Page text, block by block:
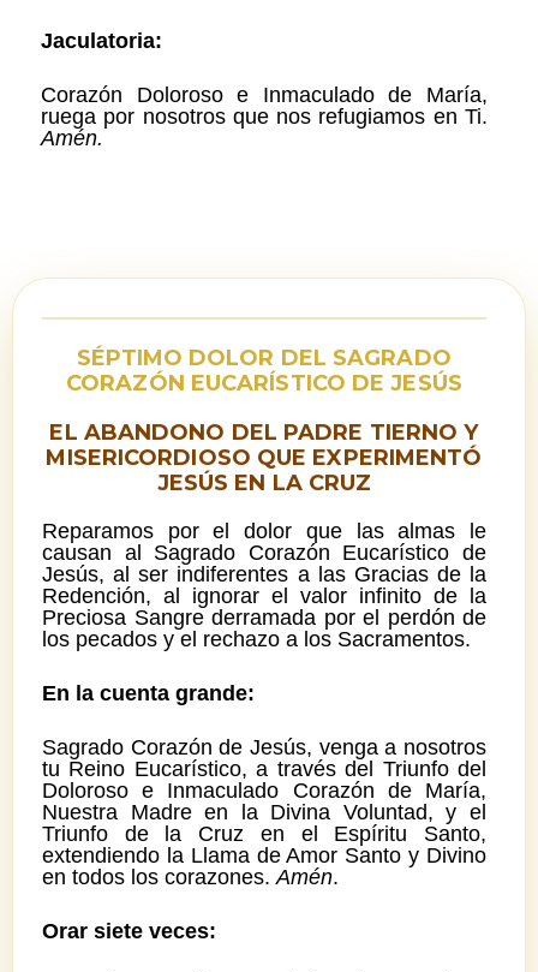
Jaculatoria:
Corazón Doloroso e Inmaculado de María,
ruega por nosotros que nos refugiamos en Ti.
Amén.
SÉPTIMO DOLOR DEL SAGRADO
CORAZÓN EUCARÍSTICO DE JESÚS
EL ABANDONO DEL PADRE TIERNO Y
MISERICORDIOSO QUE EXPERIMENTÓ
JESÚS EN LA CRUZ
Reparamos por el dolor que las almas le
causan al Sagrado Corazón Eucarístico de
Jesús, al ser indiferentes a las Gracias de la
Redención, al ignorar el valor infinito de la
Preciosa Sangre derramada por el perdón de
los pecados y el rechazo a los Sacramentos.
En la cuenta grande:
Sagrado Corazón de Jesús, venga a nosotros
tu Reino Eucarístico, a través del Triunfo del
Doloroso e Inmaculado Corazón de María,
Nuestra Madre en la Divina Voluntad, y el
Triunfo de la Cruz en el Espíritu Santo,
extendiendo la Llama de Amor Santo y Divino
en todos los corazones.Amén.
Orar siete veces: